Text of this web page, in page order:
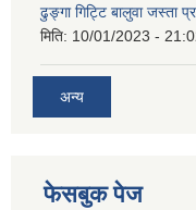
ढुङ्गा गिट्टि बालुवा जस्ता
मिति: 10/01/2023 -
अन्य
फेसबुक पेज